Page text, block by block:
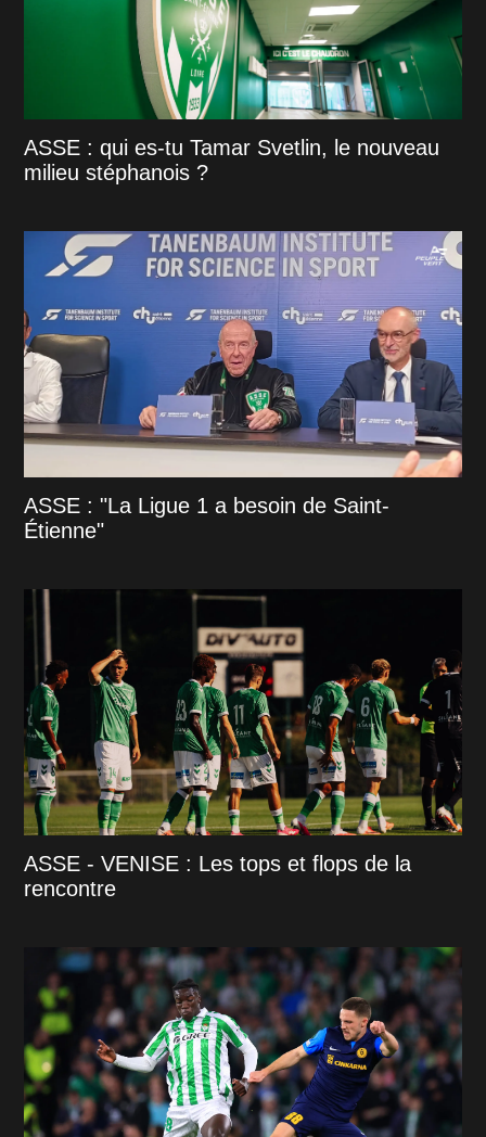
ASSE : qui es-tu Tamar Svetlin, le nouveau
milieu stéphanois ?
ASSE : "La Ligue 1 a besoin de Saint-
Étienne"
ASSE - VENISE : Les tops et flops de la
rencontre